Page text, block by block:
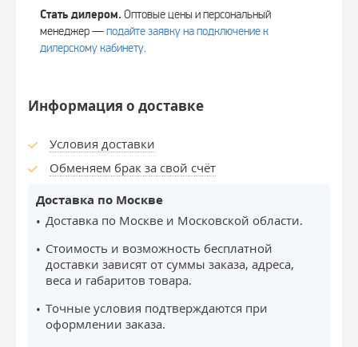
Стать дилером.Оптовые цены и персональный
менеджер —подайте заявку на подключение к
дилерскому кабинету.
Информация о доставке
Условия доставки
Обменяем брак за свой счёт
Доставка по Москве
Доставка по Москве и Московской области.
Стоимость и возможность бесплатной
доставки зависят от суммы заказа, адреса,
веса и габаритов товара.
Точные условия подтверждаются при
оформлении заказа.